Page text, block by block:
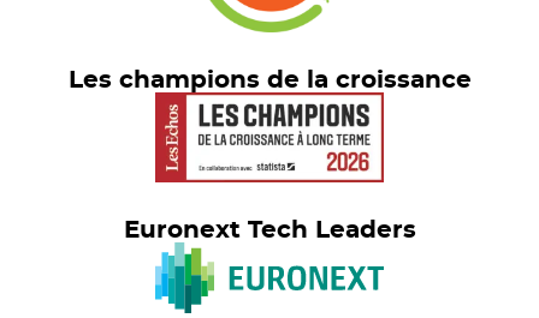
Les champions de la croissance
Euronext Tech Leaders